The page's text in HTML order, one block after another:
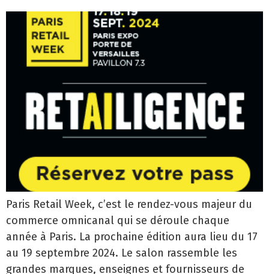
Paris Retail Week, c’est le rendez-vous majeur du
commerce omnicanal qui se déroule chaque
année à Paris. La prochaine édition aura lieu du 17
au 19 septembre 2024. Le salon rassemble les
grandes marques, enseignes et fournisseurs de